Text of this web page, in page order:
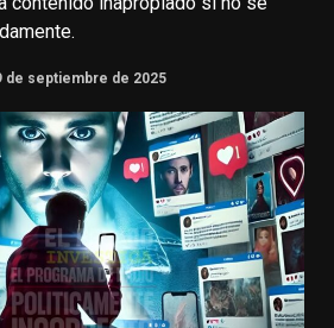
de septiembre de 2025